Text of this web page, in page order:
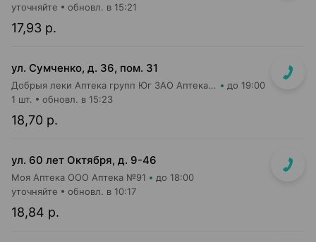
17,93 р.
уточняйте обновл. в 15:21
ул. Сумченко, д. 36, пом. 31
Добрыя леки Аптека групп Юг ЗАО Аптека №56 до 19:00
18,70 р.
1 шт. обновл. в 15:23
ул. 60 лет Октября, д. 9-46
Моя Аптека ООО Аптека №91 до 18:00
18,84 р.
уточняйте обновл. в 10:17